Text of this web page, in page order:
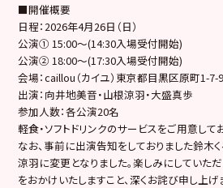
■開催概要
日程：2026年4月26日（日）
公演① 15:00〜(14:30入場受付開始)
公演② 18:00〜(17:30入場受付開始)
会場：caillou（カイユ）東京都目黒区原町1-
出演：向井地美音・山根涼羽・大盛真歩
参加人数：各公演20名
軽食・ソフトドリンクのサービスをご用意して
なお、事前に出演告知をしておりました鈴木
涼羽に変更となりました。楽しみにしていた
をおかけいたしますこと、深くお詫び申し上げ